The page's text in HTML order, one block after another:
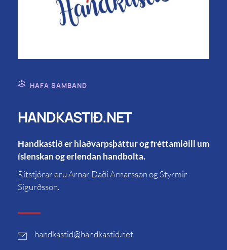
HAFA SAMBAND
HANDKASTIÐ.NET
Handkastið er hlaðvarpsþáttur og fréttamiðill um
íslenskan og erlendan handbolta.
Ritstjórar eru Arnar Daði Arnarsson og Styrmir
Sigurðsson.
handkastid@handkastid.net